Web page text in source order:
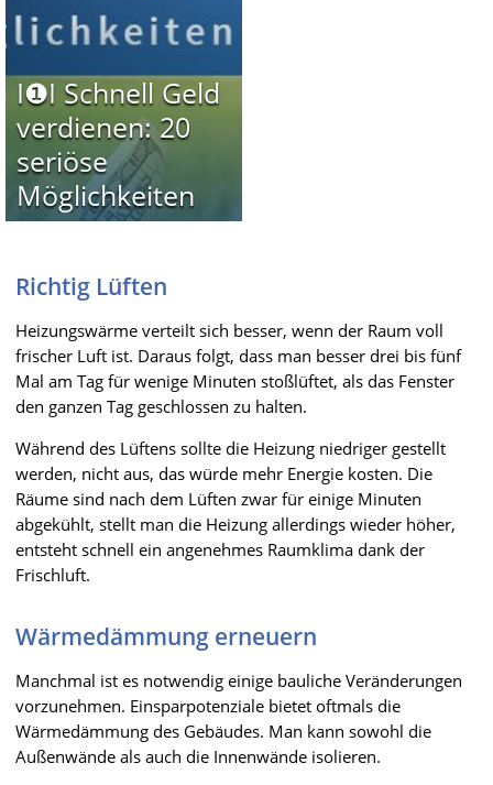
I❶I Schnell Geld
verdienen: 20
seriöse
Möglichkeiten
Richtig Lüften
Heizungswärme verteilt sich besser, wenn der Raum voll
frischer Luft ist. Daraus folgt, dass man besser drei bis fünf
Mal am Tag für wenige Minuten stoßlüftet, als das Fenster
den ganzen Tag geschlossen zu halten.
Während des Lüftens sollte die Heizung niedriger gestellt
werden, nicht aus, das würde mehr Energie kosten. Die
Räume sind nach dem Lüften zwar für einige Minuten
abgekühlt, stellt man die Heizung allerdings wieder höher,
entsteht schnell ein angenehmes Raumklima dank der
Frischluft.
Wärmedämmung erneuern
Manchmal ist es notwendig einige bauliche Veränderungen
vorzunehmen. Einsparpotenziale bietet oftmals die
Wärmedämmung des Gebäudes. Man kann sowohl die
Außenwände als auch die Innenwände isolieren.